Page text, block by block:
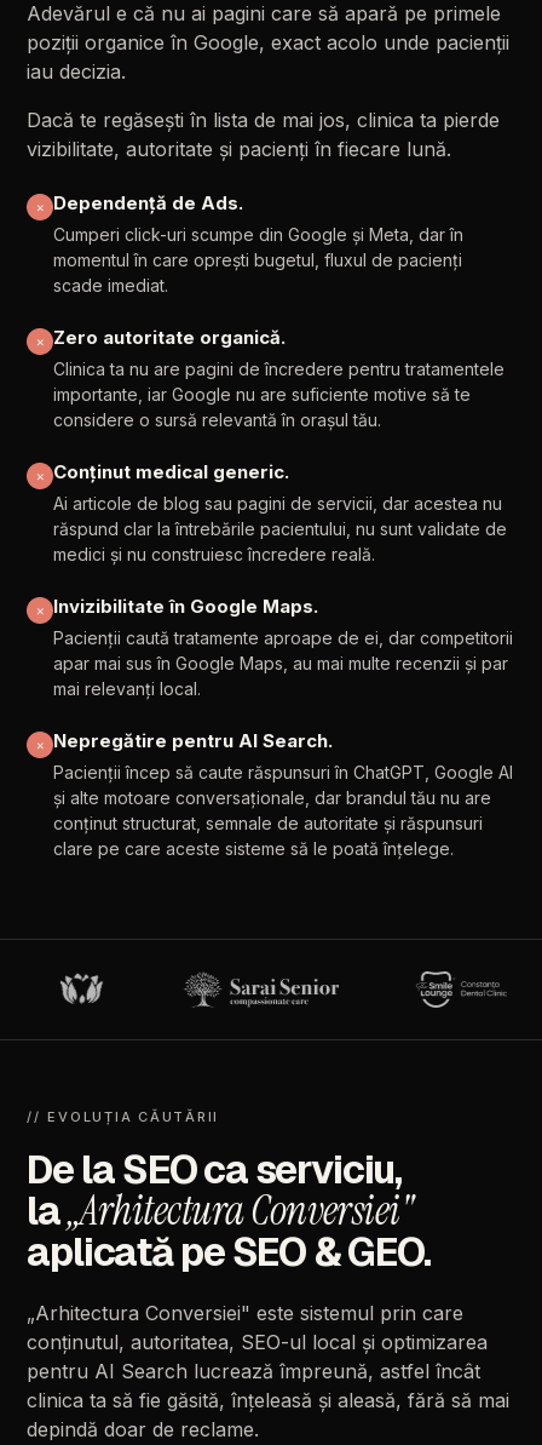
Adevărul e că nu ai pagini care să apară pe primele
poziții organice în Google, exact acolo unde pacienții
iau decizia.
Dacă te regăsești în lista de mai jos, clinica ta pierde
vizibilitate, autoritate și pacienți în fiecare lună.
✕ Dependență de Ads.
Cumperi click-uri scumpe din Google și Meta, dar în
momentul în care oprești bugetul, fluxul de pacienți
scade imediat.
✕ Zero autoritate organică.
Clinica ta nu are pagini de încredere pentru tratamentele
importante, iar Google nu are suficiente motive să te
considere o sursă relevantă în orașul tău.
✕ Conținut medical generic.
Ai articole de blog sau pagini de servicii, dar acestea nu
răspund clar la întrebările pacientului, nu sunt validate de
medici și nu construiesc încredere reală.
✕ Invizibilitate în Google Maps.
Pacienții caută tratamente aproape de ei, dar competitorii
apar mai sus în Google Maps, au mai multe recenzii și par
mai relevanți local.
✕ Nepregătire pentru AI Search.
Pacienții încep să caute răspunsuri în ChatGPT, Google AI
și alte motoare conversaționale, dar brandul tău nu are
conținut structurat, semnale de autoritate și răspunsuri
clare pe care aceste sisteme să le poată înțelege.
// EVOLUȚIA CĂUTĂRII
DelaSEOcaserviciu,
la„ArhitecturaConversiei"
aplicatăpeSEO&GEO.
„Arhitectura Conversiei" este sistemul prin care
conținutul, autoritatea, SEO-ul local și optimizarea
pentru AI Search lucrează împreună, astfel încât
clinica ta să fie găsită, înțeleasă și aleasă, fără să mai
depindă doar de reclame.